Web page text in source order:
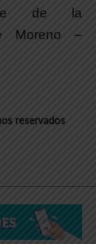
de la
Moreno –
reservados